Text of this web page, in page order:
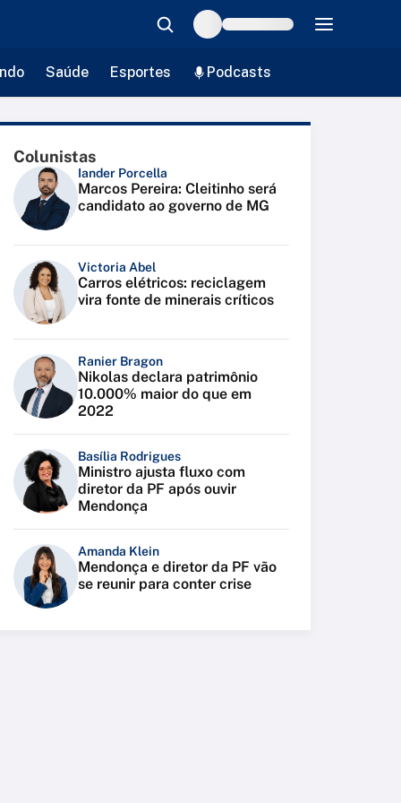
Saúde Esportes Podcasts
Colunistas
Iander Porcella
Marcos Pereira: Cleitinho será
candidato ao governo de MG
Victoria Abel
Carros elétricos: reciclagem
vira fonte de minerais críticos
Ranier Bragon
Nikolas declara patrimônio
10.000% maior do que em
2022
Basília Rodrigues
Ministro ajusta fluxo com
diretor da PF após ouvir
Mendonça
Amanda Klein
Mendonça e diretor da PF vão
se reunir para conter crise